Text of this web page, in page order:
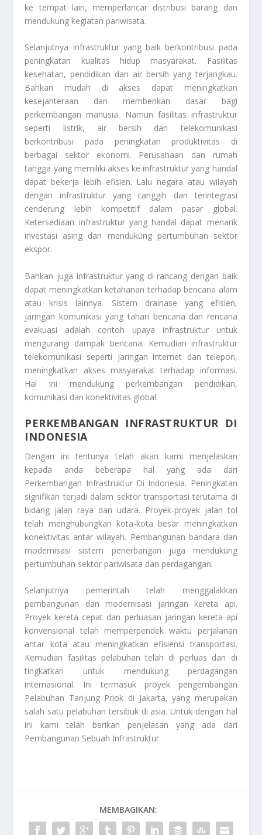
ke tempat lain, memperlancar distribusi barang dan
mendukung kegiatan pariwisata.
Selanjutnya infrastruktur yang baik berkontribusi pada
peningkatan kualitas hidup masyarakat. Fasilitas
kesehatan, pendidikan dan air bersih yang terjangkau.
Bahkan mudah di akses dapat meningkatkan
kesejahteraan dan memberikan dasar bagi
perkembangan manusia. Namun fasilitas infrastruktur
seperti listrik, air bersih dan telekomunikasi
berkontribusi pada peningkatan produktivitas di
berbagai sektor ekonomi. Perusahaan dan rumah
tangga yang memiliki akses ke infrastruktur yang handal
dapat bekerja lebih efisien. Lalu negara atau wilayah
dengan infrastruktur yang canggih dan terintegrasi
cenderung lebih kompetitif dalam pasar global.
Ketersediaan infrastruktur yang handal dapat menarik
investasi asing dan mendukung pertumbuhan sektor
ekspor.
Bahkan juga infrastruktur yang di rancang dengan baik
dapat meningkatkan ketahanan terhadap bencana alam
atau krisis lainnya. Sistem drainase yang efisien,
jaringan komunikasi yang tahan bencana dan rencana
evakuasi adalah contoh upaya infrastruktur untuk
mengurangi dampak bencana. Kemudian infrastruktur
telekomunikasi seperti jaringan internet dan telepon,
meningkatkan akses masyarakat terhadap informasi.
Hal ini mendukung perkembangan pendidikan,
komunikasi dan konektivitas global.
PERKEMBANGAN INFRASTRUKTUR DI
INDONESIA
Dengan ini tentunya telah akan kami menjelaskan
kepada anda beberapa hal yang ada dari
Perkembangan Infrastruktur Di Indonesia. Peningkatan
signifikan terjadi dalam sektor transportasi terutama di
bidang jalan raya dan udara. Proyek-proyek jalan tol
telah menghubungkan kota-kota besar meningkatkan
konektivitas antar wilayah. Pembangunan bandara dan
modernisasi sistem penerbangan juga mendukung
pertumbuhan sektor pariwisata dan perdagangan.
Selanjutnya pemerintah telah menggalakkan
pembangunan dan modernisasi jaringan kereta api.
Proyek kereta cepat dan perluasan jaringan kereta api
konvensional telah memperpendek waktu perjalanan
antar kota atau meningkatkan efisiensi transportasi.
Kemudian fasilitas pelabuhan telah di perluas dan di
tingkatkan untuk mendukung perdagangan
internasional. Ini termasuk proyek pengembangan
Pelabuhan Tanjung Priok di Jakarta, yang merupakan
salah satu pelabuhan tersibuk di asia. Untuk dengan hal
ini kami telah berikan penjelasan yang ada dari
Pembangunan Sebuah Infrastruktur.
MEMBAGIKAN: